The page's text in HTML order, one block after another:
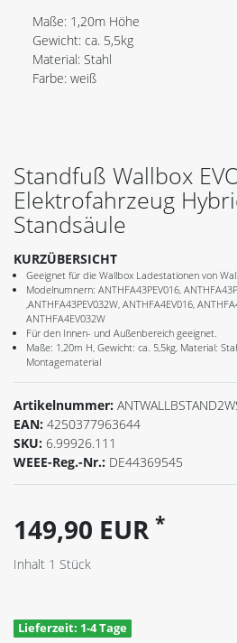
Maße: 1,20m Höhe
Gewicht: ca. 5,5kg
Material: Stahl
Farbe: weiß
Standfuß Wallbox
Elektrofahrzeug
Standsäule
KURZÜBERSICHT
Geeignet für die Wallbox Ladestationen von
Modelnumnern: ANTHFA43PEV016,
,ANTHFA43PEV032W, ANTHFA4EV016,
ANTHFA4EV032W
Für den Innen- und Außenbereich geeignet.
Maße: 1,20m H, Gewicht: ca. 5,5kg, Material:
Montagematerial
Artikelnummer:
EAN: 4250377963644
SKU: 6.99926.111
WEEE-Reg.-Nr.: DE44369545
149,90 EUR *
Inhalt 1 Stück
Lieferzeit: 1-4 Tage